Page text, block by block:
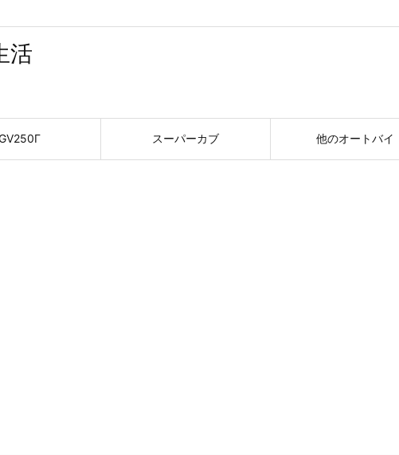
活
スーパーカブ 他のオートバイ